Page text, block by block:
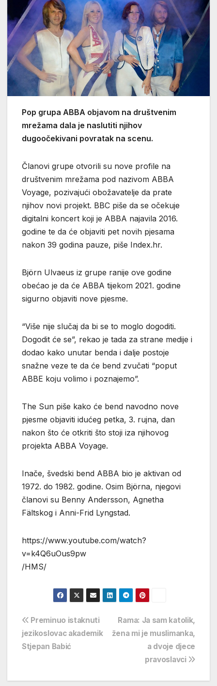
Pop grupa ABBA objavom na društvenim
mrežama dala je naslutiti njihov
dugoočekivani povratak na scenu.
Članovi grupe otvorili su nove profile na
društvenim mrežama pod nazivom ABBA
Voyage, pozivajući obožavatelje da prate
njihov novi projekt. BBC piše da se očekuje
digitalni koncert koji je ABBA najavila 2016.
godine te da će objaviti pet novih pjesama
nakon 39 godina pauze, piše Index.hr.
Björn Ulvaeus iz grupe ranije ove godine
obećao je da će ABBA tijekom 2021. godine
sigurno objaviti nove pjesme.
“Više nije slučaj da bi se to moglo dogoditi.
Dogodit će se”, rekao je tada za strane medije i
dodao kako unutar benda i dalje postoje
snažne veze te da će bend zvučati “poput
ABBE koju volimo i poznajemo”.
The Sun piše kako će bend navodno nove
pjesme objaviti idućeg petka, 3. rujna, dan
nakon što će otkriti što stoji iza njihovog
projekta ABBA Voyage.
Inače, švedski bend ABBA bio je aktivan od
1972. do 1982. godine. Osim Björna, njegovi
članovi su Benny Andersson, Agnetha
Fältskog i Anni-Frid Lyngstad.
https://www.youtube.com/watch?
v=k4Q6uOus9pw
/HMS/
Navigacija
objava
Rama: Ja sam katolik,
žena mi je muslimanka,
a dvoje djece
pravoslavci
Preminuo istaknuti
jezikoslovac akademik
Stjepan Babić